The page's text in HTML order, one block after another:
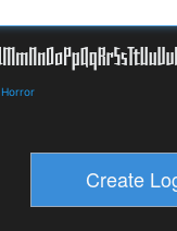
Horror